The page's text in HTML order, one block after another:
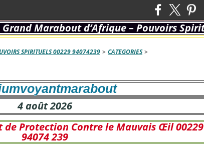
SPIRITUELS 00229 94074239 > CATEGORIES >
4 août 2026
Protection Contre le Mauvais Œil 00229
94074 239